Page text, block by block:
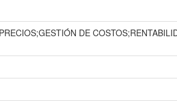
DE